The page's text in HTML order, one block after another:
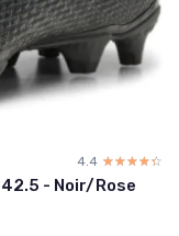
4.4 ☆☆☆☆☆
★★★★★
42.5 - Noir/Rose